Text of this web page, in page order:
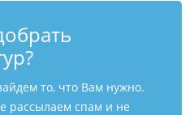
то, что Вам нужно.
рассылаем спам и не